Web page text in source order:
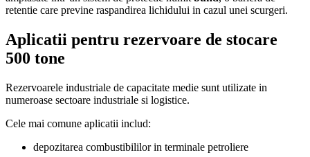
retentie care previne raspandirea lichidului in cazul unei scurgeri.
Aplicatii pentru rezervoare de stocare
500 tone
Rezervoarele industriale de capacitate medie sunt utilizate in
numeroase sectoare industriale si logistice.
Cele mai comune aplicatii includ:
depozitarea combustibililor in terminale petroliere